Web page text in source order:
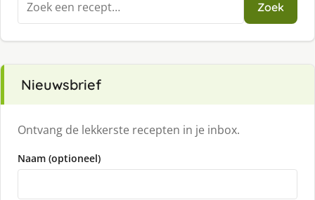
naar:
Zoek
Nieuwsbrief
Ontvang de lekkerste recepten in je inbox.
Naam (optioneel)